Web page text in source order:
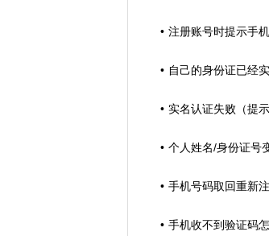
注册账号时提示手
自己的身份证已经
实名认证失败（提
个人姓名/身份证号
手机号码取回重新
手机收不到验证码